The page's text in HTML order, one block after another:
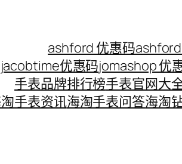
ashford 优惠码
jacobtime优惠码jomashop 优
手表品牌排行榜手表官网大
手表资讯海淘手表问答海淘